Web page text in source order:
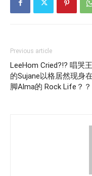
Previous article
LeeHom Cried?!? 唱哭
的Sujane以格居然现身
脚Alma的 Rock Life？？